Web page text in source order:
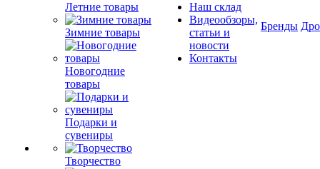
Летние товары
Зимние товары
Новогодние
товары
Подарки и
сувениры
Творчество
Наш склад
Видеообзоры,
статьи и
новости
Контакты
Бренды